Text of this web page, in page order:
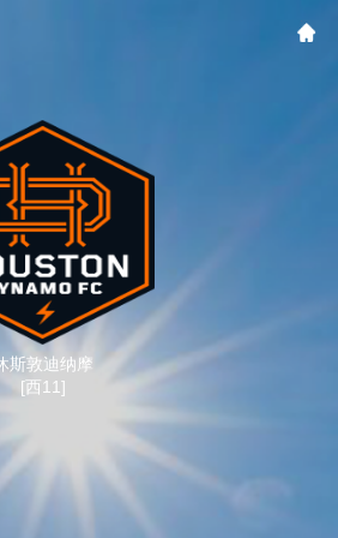
斯敦迪纳摩
[西11]